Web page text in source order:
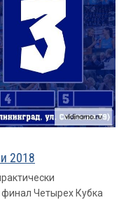
2018
Четырех Кубка